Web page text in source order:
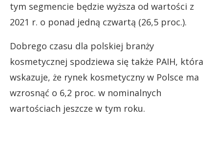
tym segmencie będzie wyższa od wartości z
2021 r. o ponad jedną czwartą (26,5 proc.).
Dobrego czasu dla polskiej branży
kosmetycznej spodziewa się także PAIH, która
wskazuje, że rynek kosmetyczny w Polsce ma
wzrosnąć o 6,2 proc. w nominalnych
wartościach jeszcze w tym roku.